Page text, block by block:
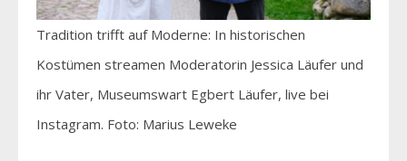
Tradition trifft auf Moderne: In historischen
Kostümen streamen Moderatorin Jessica Läufer und
ihr Vater, Museumswart Egbert Läufer, live bei
Instagram. Foto: Marius Leweke